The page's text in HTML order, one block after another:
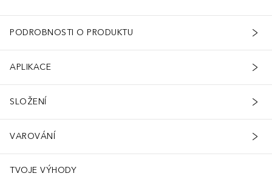
PODROBNOSTI O PRODUKTU
APLIKACE
SLOŽENÍ
VAROVÁNÍ
TVOJE VÝHODY